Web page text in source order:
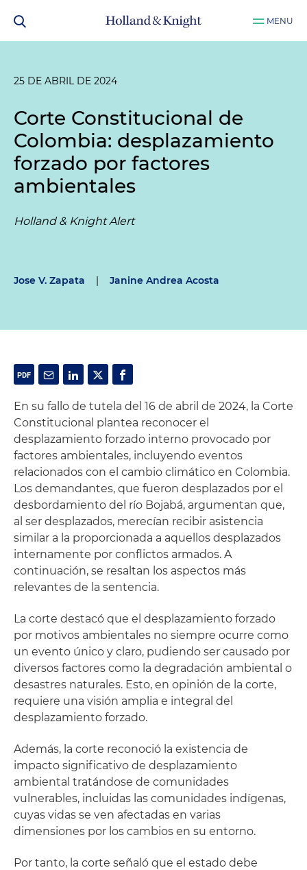
MENU
25 DE ABRIL DE 2024
Corte Constitucional de
Colombia: desplazamiento
forzado por factores
ambientales
Holland & Knight Alert
Jose V. Zapata | Janine Andrea Acosta
En su fallo de tutela del 16 de abril de 2024, la Corte
Constitucional plantea reconocer el
desplazamiento forzado interno provocado por
factores ambientales, incluyendo eventos
relacionados con el cambio climático en Colombia.
Los demandantes, que fueron desplazados por el
desbordamiento del río Bojabá, argumentan que,
al ser desplazados, merecían recibir asistencia
similar a la proporcionada a aquellos desplazados
internamente por conflictos armados. A
continuación, se resaltan los aspectos más
relevantes de la sentencia.
La corte destacó que el desplazamiento forzado
por motivos ambientales no siempre ocurre como
un evento único y claro, pudiendo ser causado por
diversos factores como la degradación ambiental o
desastres naturales. Esto, en opinión de la corte,
requiere una visión amplia e integral del
desplazamiento forzado.
Además, la corte reconoció la existencia de
impacto significativo de desplazamiento
ambiental tratándose de comunidades
vulnerables, incluidas las comunidades indígenas,
cuyas vidas se ven afectadas en varias
dimensiones por los cambios en su entorno.
Por tanto, la corte señaló que el estado debe